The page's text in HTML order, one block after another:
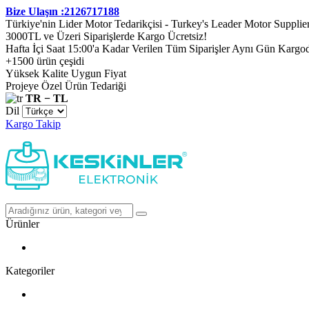
Bize Ulaşın :2126717188
Türkiye'nin Lider Motor Tedarikçisi - Turkey's Leader Motor
3000TL ve Üzeri Siparişlerde Kargo Ücretsiz!
Hafta İçi Saat 15:00'a Kadar Verilen Tüm Siparişler Aynı Gün
+1500 ürün çeşidi
Yüksek Kalite Uygun Fiyat
Projeye Özel Ürün Tedariği
TR − TL
Dil
Kargo Takip
Ürünler
Kategoriler